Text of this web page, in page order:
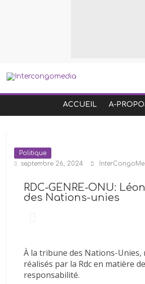
ACCUEIL A-
Politique
septembre 26, 2024
RDC-GENRE-ONU:
des Nations-unies
À la tribune des Nations-Unies,
réalisés par la Rdc en matière
responsabilité.